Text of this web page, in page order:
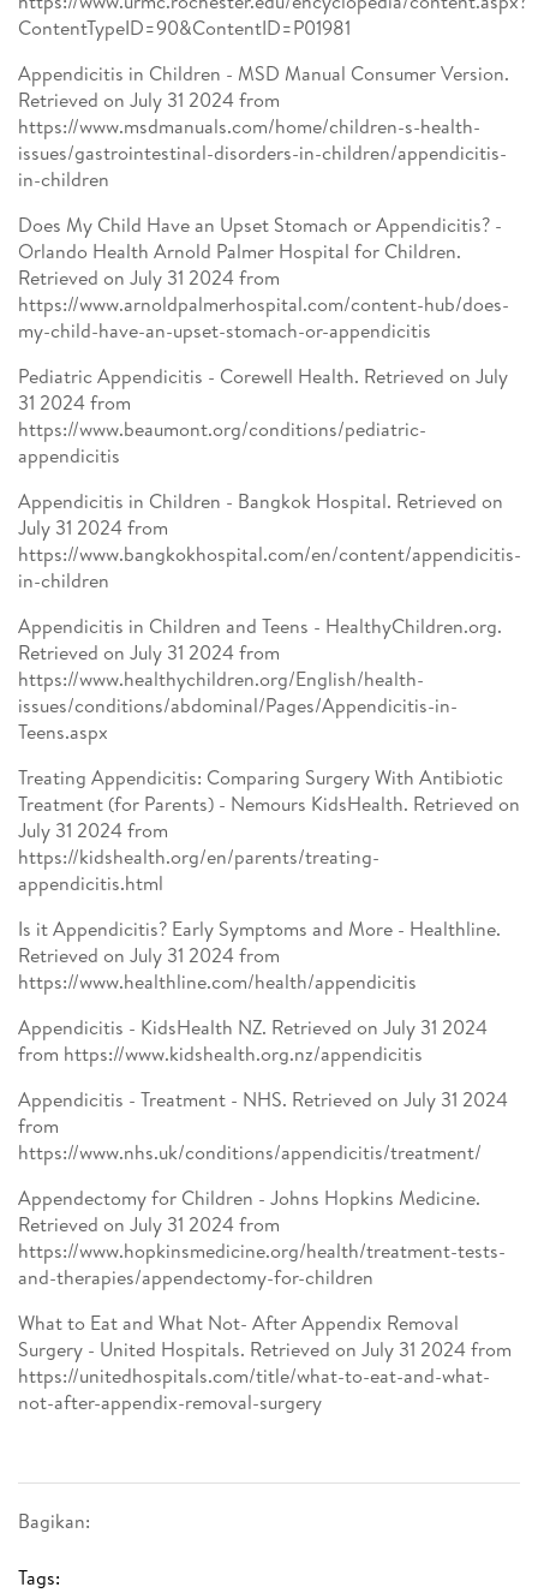
Bagikan:
Tags:
ContentTypeID=90&ContentID=P01981
Appendicitis in Children - MSD Manual Consumer Version.
Retrieved on July 31 2024 from
https://www.msdmanuals.com/home/children-s-health-
issues/gastrointestinal-disorders-in-children/appendicitis-
in-children
Does My Child Have an Upset Stomach or Appendicitis? -
Orlando Health Arnold Palmer Hospital for Children.
Retrieved on July 31 2024 from
https://www.arnoldpalmerhospital.com/content-hub/does-
my-child-have-an-upset-stomach-or-appendicitis
Pediatric Appendicitis - Corewell Health. Retrieved on July
31 2024 from
https://www.beaumont.org/conditions/pediatric-
appendicitis
Appendicitis in Children - Bangkok Hospital. Retrieved on
July 31 2024 from
https://www.bangkokhospital.com/en/content/appendicitis-
in-children
Appendicitis in Children and Teens - HealthyChildren.org.
Retrieved on July 31 2024 from
https://www.healthychildren.org/English/health-
issues/conditions/abdominal/Pages/Appendicitis-in-
Teens.aspx
Treating Appendicitis: Comparing Surgery With Antibiotic
Treatment (for Parents) - Nemours KidsHealth. Retrieved on
July 31 2024 from
https://kidshealth.org/en/parents/treating-
appendicitis.html
Is it Appendicitis? Early Symptoms and More - Healthline.
Retrieved on July 31 2024 from
https://www.healthline.com/health/appendicitis
Appendicitis - KidsHealth NZ. Retrieved on July 31 2024
from https://www.kidshealth.org.nz/appendicitis
Appendicitis - Treatment - NHS. Retrieved on July 31 2024
from
https://www.nhs.uk/conditions/appendicitis/treatment/
Appendectomy for Children - Johns Hopkins Medicine.
Retrieved on July 31 2024 from
https://www.hopkinsmedicine.org/health/treatment-tests-
and-therapies/appendectomy-for-children
What to Eat and What Not- After Appendix Removal
Surgery - United Hospitals. Retrieved on July 31 2024 from
https://unitedhospitals.com/title/what-to-eat-and-what-
not-after-appendix-removal-surgery